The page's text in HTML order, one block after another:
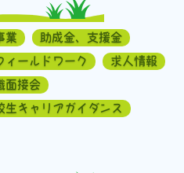
業
助成金、支援金
ィールドワーク
求人情報
面接会
生キャリアガイダンス